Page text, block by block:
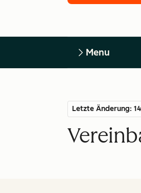
Menu
Letzte Änderung: